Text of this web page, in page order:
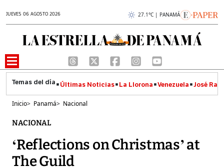
JUEVES 06 AGOSTO 2026 27.1°C | PANAMÁ
Últimas Noticias La Llorona Venezuela José
Inicio> Panamá> Nacional
NACIONAL
‘Reflections on Christmas’ at
The Guild